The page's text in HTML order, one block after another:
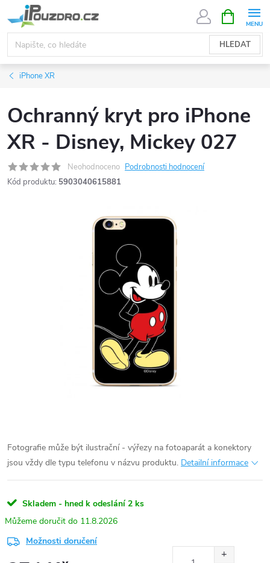
na
obsah
HLEDAT
NÁKUPNÍ
KOŠÍK
iPhone XR
Ochranný kryt pro iPhone
XR - Disney, Mickey 027
Neohodnoceno Podrobnosti hodnocení
Kód produktu: 5903040615881
Fotografie může být ilustrační - výřezy na fotoaparát a konektory
jsou vždy dle typu telefonu v názvu produktu. Detailní informace
Skladem - hned k odeslání 2 ks
11.8.2026
Možnosti doručení